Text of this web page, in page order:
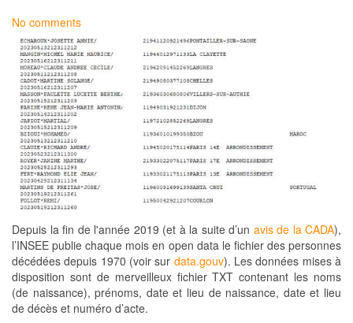
No comments
Depuis la fin de l'année 2019 (et à la suite d’un avis de la CADA),
l’INSEE publie chaque mois en open data le fichier des personnes
décédées depuis 1970 (voir sur data.gouv). Les données mises à
disposition sont de merveilleux fichier TXT contenant les noms
(de naissance), prénoms, date et lieu de naissance, date et lieu
de décès et numéro d’acte.